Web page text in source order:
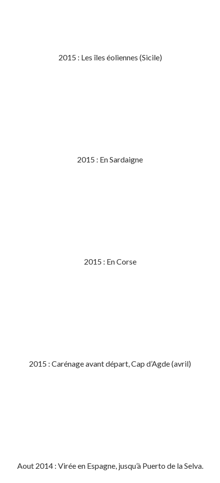
2015 : Les îles éoliennes (Sicile)
2015 : En Sardaigne
2015 : En Corse
2015 : Carénage avant départ, Cap d’Agde (avril)
Aout 2014 : Virée en Espagne, jusqu’à Puerto de la Selva.